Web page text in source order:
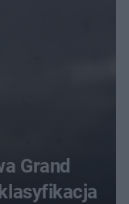
Grand